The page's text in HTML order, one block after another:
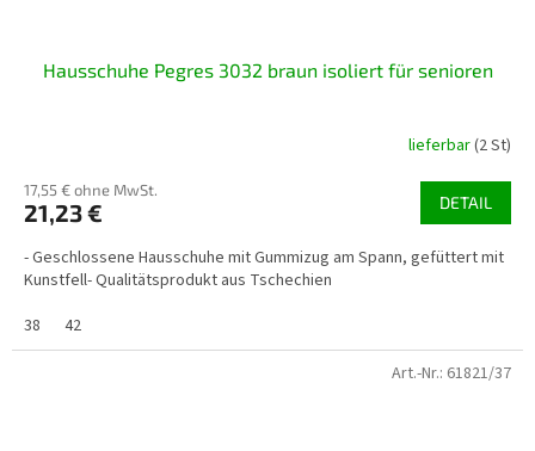
Hausschuhe Pegres 3032 braun isoliert für senioren
lieferbar(2 St)
17,55 € ohne MwSt.
21,23 € DETAIL
- Geschlossene Hausschuhe mit Gummizug am Spann, gefüttert mit
Kunstfell- Qualitätsprodukt aus Tschechien
38
42
Art.-Nr.: 61821/37